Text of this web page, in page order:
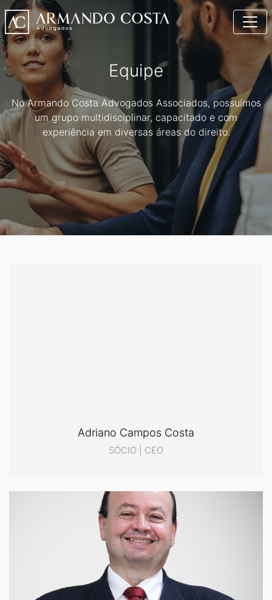
Equipe
No Armando Costa Advogados Associados, possuímos
um grupo multidisciplinar, capacitado e com
experiência em diversas áreas do direito.
Adriano Campos Costa
SÓCIO | CEO